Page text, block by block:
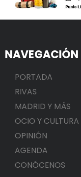
NAVEGACIÓN
PORTADA
RIVAS
MADRID Y MÁS
OCIO Y CULTURA
OPINIÓN
AGENDA
CONÓCENOS